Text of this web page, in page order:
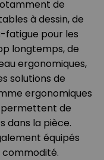
de
à dessin, de
fatigue pour les
longtemps, de
ergonomiques,
solutions de
ergonomiques
permettent de
dans la pièce.
équipés
commodité.